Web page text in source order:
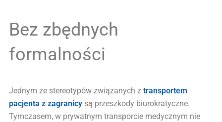
Bez zbędnych
formalności
Jednym ze stereotypów związanych z transportem
pacjenta z zagranicy są przeszkody biurokratyczne.
Tymczasem, w prywatnym transporcie medycznym nie